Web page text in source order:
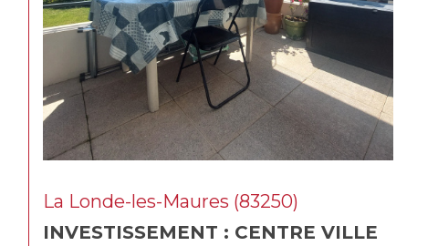
La Seyne-sur-Mer (83500)
BUREAUX LA SEYNE SUR MER -